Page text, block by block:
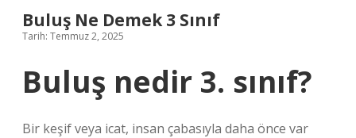
Buluş Ne Demek 3 Sınıf
Tarih: Temmuz 2, 2025
Buluş nedir 3. sınıf?
Bir keşif veya icat, insan çabasıyla daha önce var